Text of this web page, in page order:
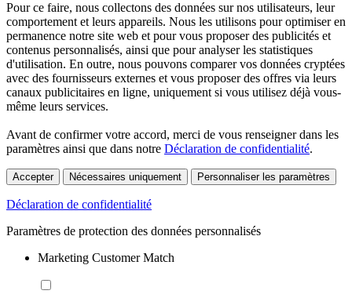
Pour ce faire, nous collectons des données sur nos utilisateurs, leur
comportement et leurs appareils. Nous les utilisons pour optimiser en
permanence notre site web et pour vous proposer des publicités et
contenus personnalisés, ainsi que pour analyser les statistiques
d'utilisation. En outre, nous pouvons comparer vos données cryptées
avec des fournisseurs externes et vous proposer des offres via leurs
canaux publicitaires en ligne, uniquement si vous utilisez déjà vous-
même leurs services.
Avant de confirmer votre accord, merci de vous renseigner dans les
paramètres ainsi que dans notre Déclaration de confidentialité.
Accepter Nécessaires uniquement Personnaliser les paramètres
Déclaration de confidentialité
Paramètres de protection des données personnalisés
Marketing Customer Match